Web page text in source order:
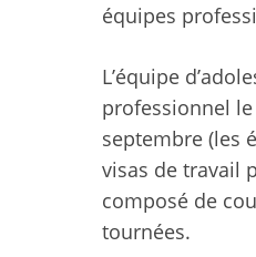
équipes
L’équipe
professionnel
septembre (les
visas de travail
composé de
tournées.